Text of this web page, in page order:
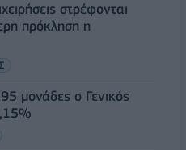
στρέφονται
πρόκληση η
μονάδες ο Γενικός